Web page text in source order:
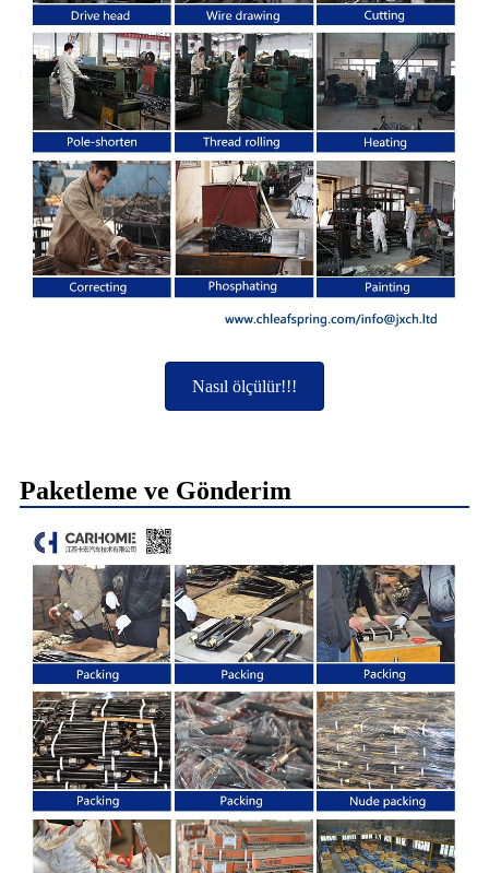
Nasıl ölçülür!!!
Paketleme ve Gönderim